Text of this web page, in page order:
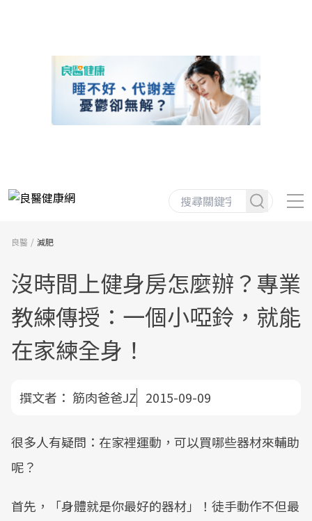
良醫 減肥
沒時間上健身房怎麼辦？專業
教練傳授：一個小啞鈴，就能
在家練全身！
撰文者： 筋肉爸爸JZ 2015-09-09
很多人有疑問：在家裡運動，可以買哪些器材來輔助
呢？
首先，「身體就是你最好的器材」！徒手動作不但最